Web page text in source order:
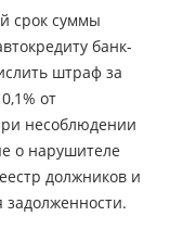
срок суммы
банк-
штраф за
от
несоблюдении
о нарушителе
должников и
задолженности.